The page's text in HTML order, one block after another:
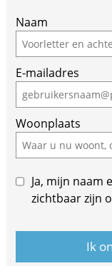
If
you
are
a
human,
ignore
this
field
Naam
E-mailadres
Woonplaats
Ja, mijn naam
zichtbaar zijn